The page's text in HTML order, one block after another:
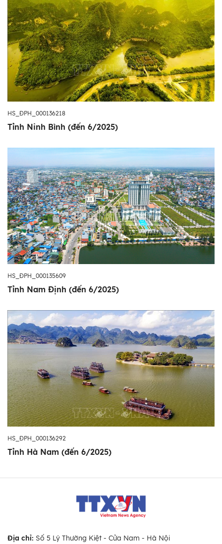
HS_ĐPH_000136218
Tỉnh Ninh Bình (đến 6/2025)
HS_ĐPH_000135609
Tỉnh Nam Định (đến 6/2025)
HS_ĐPH_000136292
Tỉnh Hà Nam (đến 6/2025)
Địa chỉ: Số 5 Lý Thường Kiệt - Cửa Nam - Hà Nội